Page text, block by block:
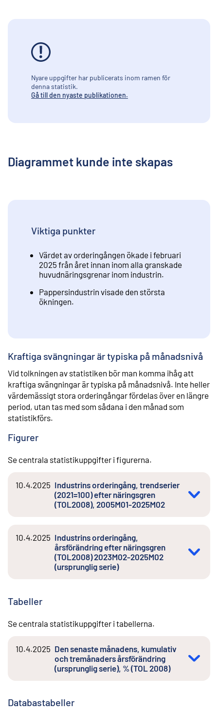
Nyare uppgifter har publicerats inom ramen för
denna statistik.
Gå till den nyaste publikationen.
Diagrammet kunde inte skapas
Viktiga punkter
Värdet av orderingången ökade i februari
2025 från året innan inom alla granskade
huvudnäringsgrenar inom industrin.
Pappersindustrin visade den största
ökningen.
Kraftiga svängningar är typiska på månadsnivå
Vid tolkningen av statistiken bör man komma ihåg att
kraftiga svängningar är typiska på månadsnivå. Inte heller
värdemässigt stora orderingångar fördelas över en längre
period, utan tas med som sådana i den månad som
statistikförs.
Figurer
Se centrala statistikuppgifter i figurerna.
10.4.2025 Industrins orderingång, trendserier
(2021=100) efter näringsgren
(TOL2008), 2005M01-2025M02
10.4.2025 Industrins orderingång,
årsförändring efter näringsgren
(TOL2008) 2023M02-2025M02
(ursprunglig serie)
Tabeller
Se centrala statistikuppgifter i tabellerna.
10.4.2025 Den senaste månadens, kumulativ
och tremånaders årsförändring
(ursprunglig serie), % (TOL 2008)
Databastabeller